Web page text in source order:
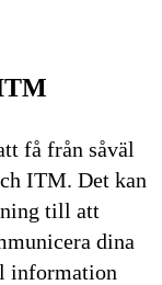
få från såväl
ITM. Det kan
till att
dina
information